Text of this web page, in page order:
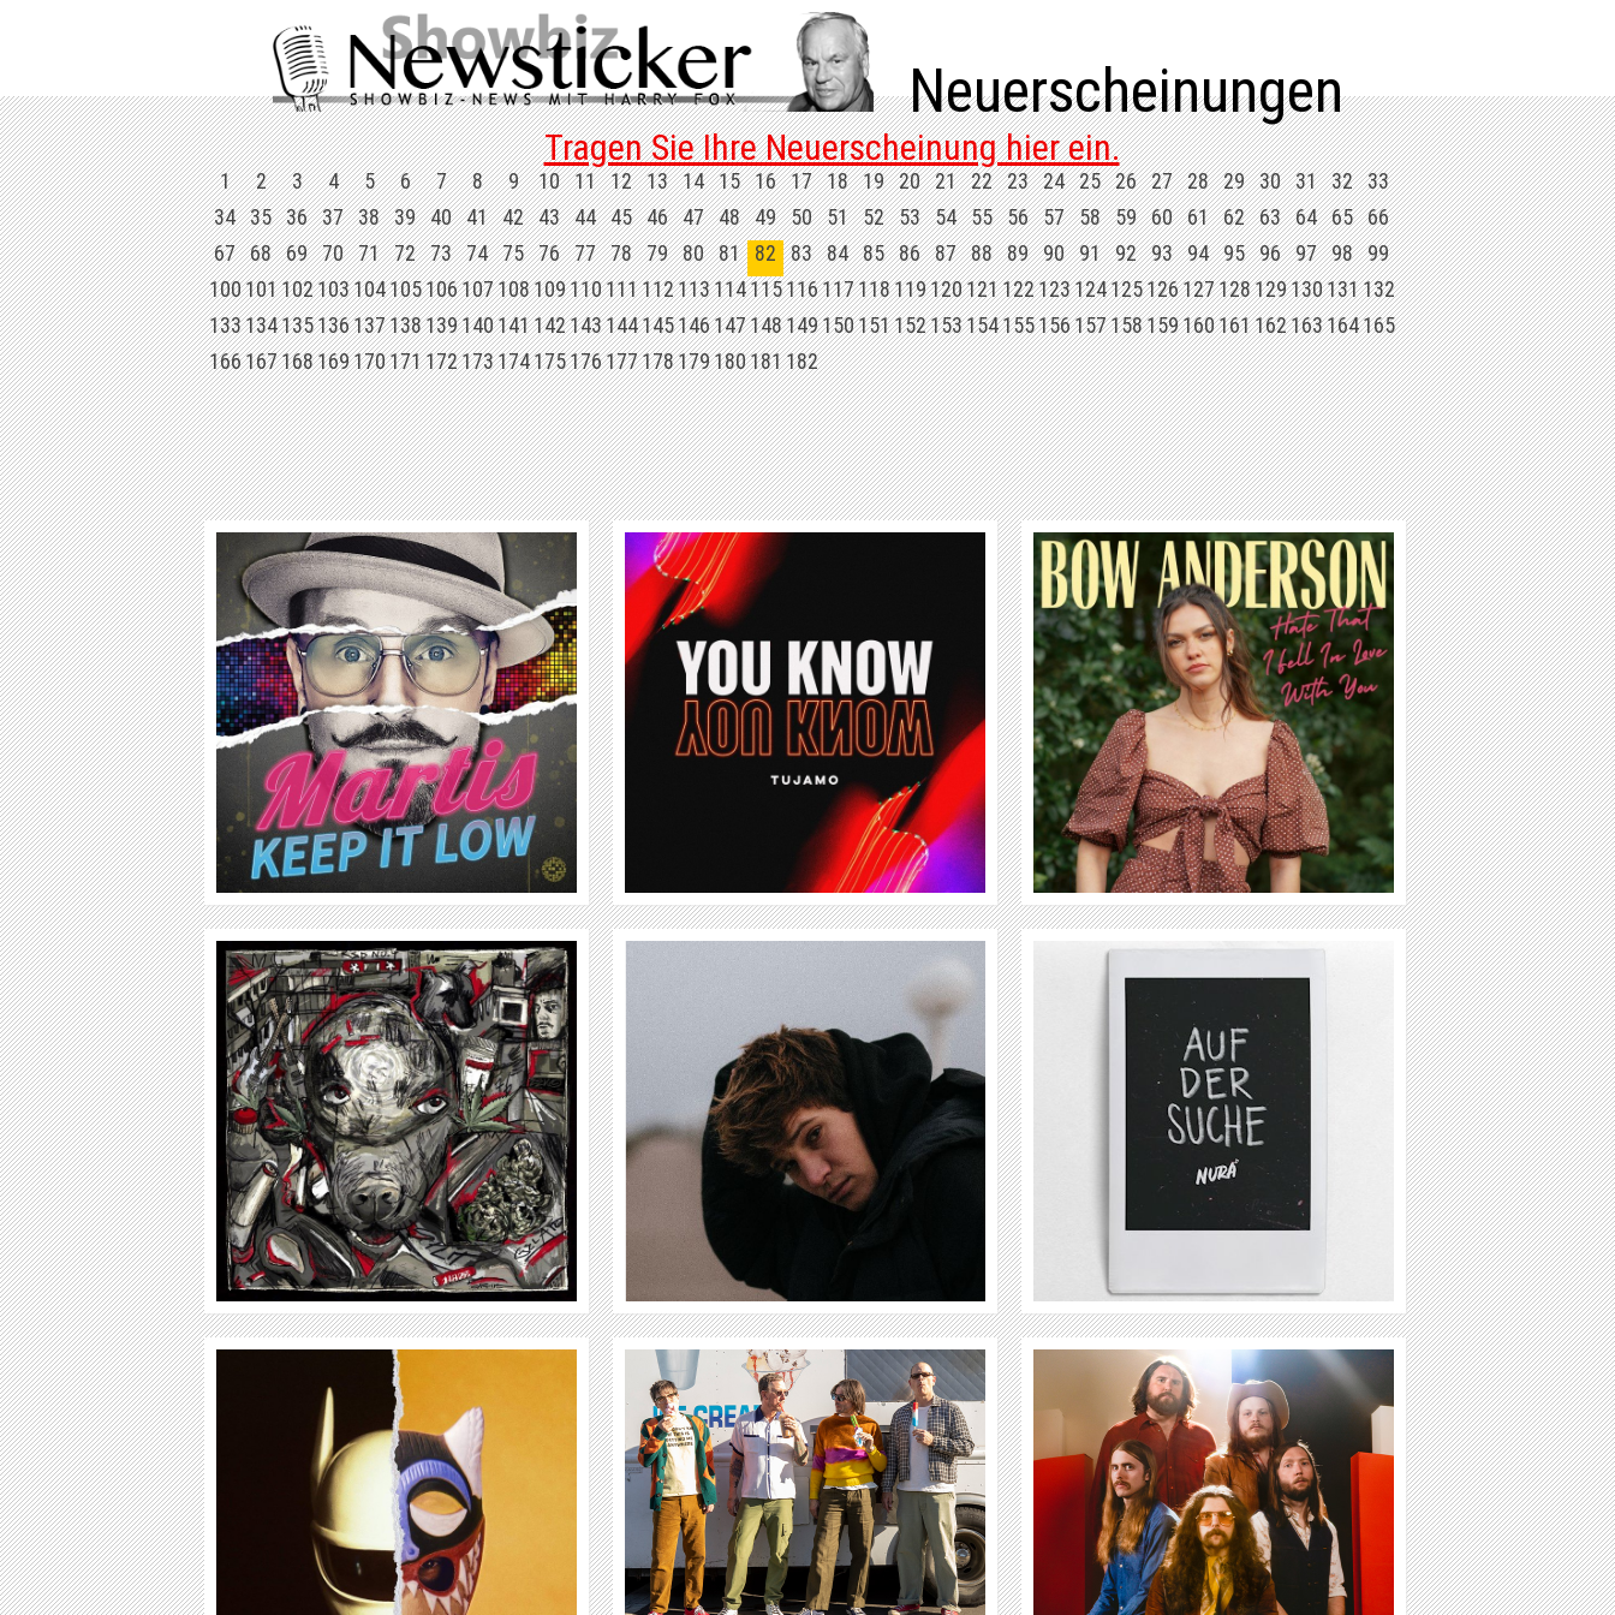
Neuerscheinungen
Tragen Sie Ihre Neuerscheinung hier ein.
1 2 3 4 5 6 7 8 9 10 11 12 13 14 15 16 17 18 19 20 21 22 23 24 25 26 27 28 29 30 31 32 33
34 35 36 37 38 39 40 41 42 43 44 45 46 47 48 49 50 51 52 53 54 55 56 57 58 59 60 61 62 63 64 65 66
67 68 69 70 71 72 73 74 75 76 77 78 79 80 81 82 83 84 85 86 87 88 89 90 91 92 93 94 95 96 97 98 99
100101102103104105106107108109110111112113114115116117118119120121122123124125126127128129130131132
133134135136137138139140141142143144145146147148149150151152153154155156157158159160161162163164165
166167168169170171172173174175176177178179180181182
MARTIS
WEITER
TUJAMO
WEITER WEITER
HAZE
WEITER
WINCENT WEISS
WEITER WEITER
CRO
WEITER WEITER
THE SHEEPDOGS
WEITER